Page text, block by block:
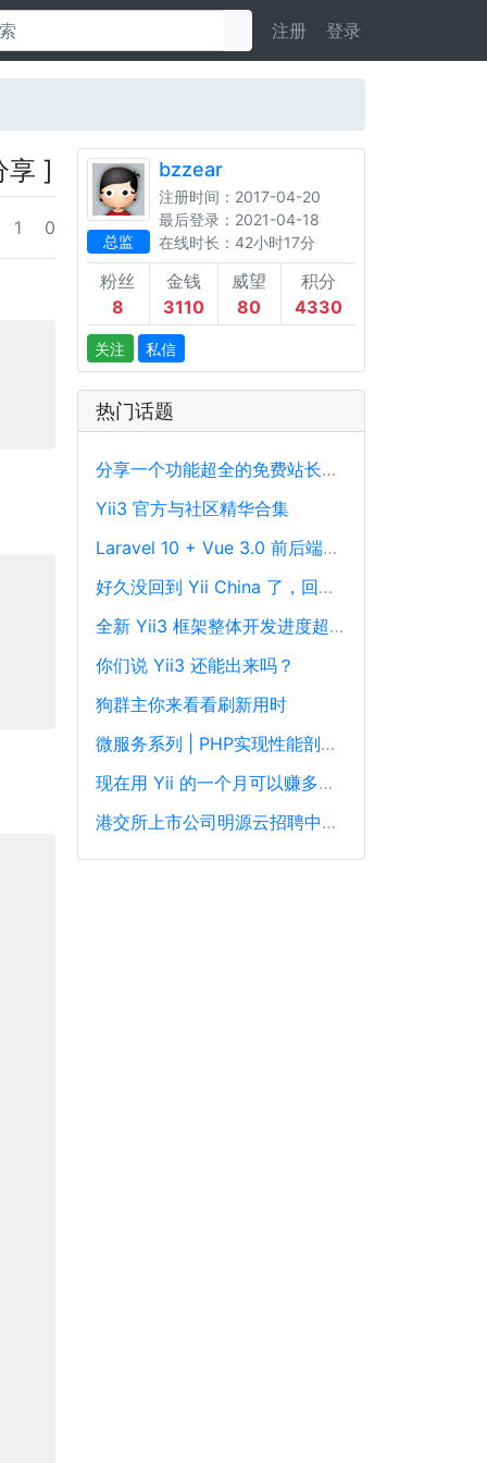
注册 登录
享 ]
1 0
总监
bzzear
注册时间：2017-04-20
最后登录：2021-04-18
在线时长：42小时17分
粉丝
8
金钱
3110
威望
80
积分
4330
关注 私信
热门话题
分享一个功能超全的免费站长工具平台
Yii3 官方与社区精华合集
Laravel 10 + Vue 3.0 前后端分离框架通用后台源码
好久没回到 Yii China 了，回来冒个泡泡！
全新 Yii3 框架整体开发进度超过88%，发布在即！
你们说 Yii3 还能出来吗？
狗群主你来看看刷新用时
微服务系列 | PHP实现性能剖析、跟踪和可观察性最佳实践
现在用 Yii 的一个月可以赚多少钱？
港交所上市公司明源云招聘中高级PHP开发工程师